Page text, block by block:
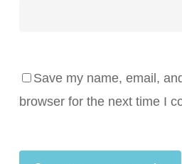
Save my name, email,
browser for the next time I